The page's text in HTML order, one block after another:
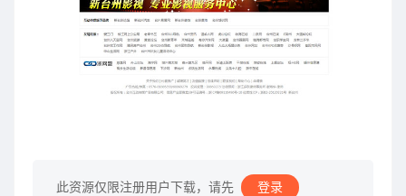
此资源仅限注册用户下载，请先 登录